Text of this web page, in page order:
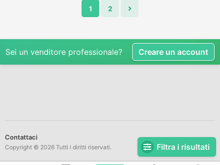
Filtra i risultati
1 2
Sei un venditore professionale? Creare un account
Contattaci
Copyright © 2026 Tutti i diritti riservati.